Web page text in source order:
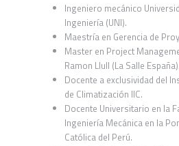
Ingeniero mecánico
Ingeniería (UNI).
Maestría en Gerencia de
Master en Project
Ramon Llull (La Salle España).
Docente a exclusividad del
de Climatización IIC.
Docente Universitario en la
Ingeniería Mecánica en la
Católica del Perú.